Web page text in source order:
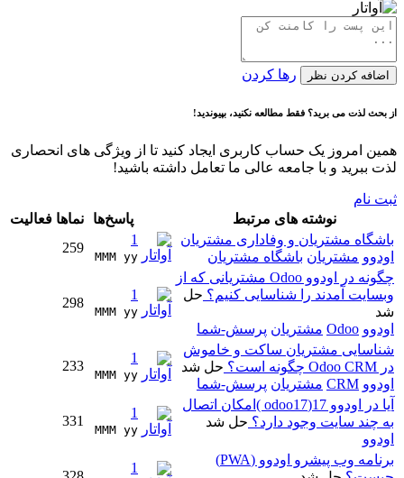
اضافه کردن نظر رها کردن
از بحث لذت می برید؟ فقط مطالعه نکنید، بپیوندید!
همین امروز یک حساب کاربری ایجاد کنید تا از ویژگی های انحصاری
لذت ببرید و با جامعه عالی ما تعامل داشته باشید!
ثبت نام
نوشته های مرتبط
پاسخ‌ها نماها فعالیت
باشگاه مشتریان و وفاداری مشتریان
اودوو مشتریان باشگاه مشتریان
1
MMM yy
259
چگونه در اودوو Odoo مشتریانی که از
وبسایت آمدند را شناسایی کنیم؟ حل
شد
اودوو Odoo مشتریان پرسش-شما
1
MMM yy
298
شناسایی مشتریان ساکت و خاموش
در Odoo CRM چگونه است؟
حل شد
اودوو CRM مشتریان پرسش-شما
1
MMM yy
233
آیا در اودوو 17(odoo17 )امکان اتصال
به چند سایت وجود دارد؟ حل شد
اودوو
1
MMM yy
331
برنامه وب پیشرو اودوو (PWA)
1